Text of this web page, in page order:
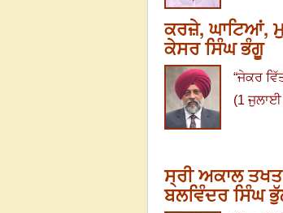
ਕਰਜ਼ੇ, ਘਾਟਿਆਂ,
ਕੇਸਰ ਸਿੰਘ ਭੰਗੂ
“ਜੇਕਰ
(1 ਜੁਲਾਈ
ਸ੍ਰੀ ਅਕਾਲ
ਬਲਵਿੰਦਰ ਸਿੰਘ